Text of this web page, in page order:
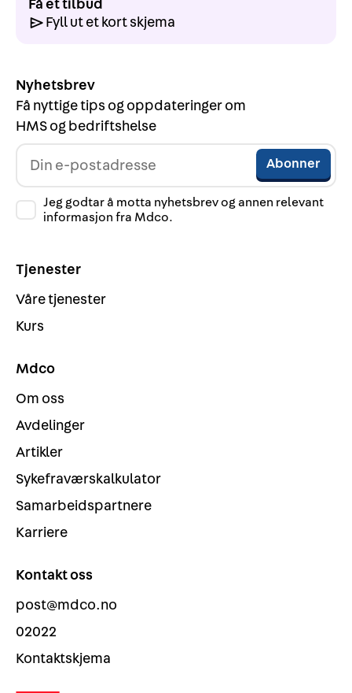
Få et tilbud
Fyll ut et kort skjema
Nyhetsbrev
Få nyttige tips og oppdateringer om
HMS og bedriftshelse
Jeg godtar å motta nyhetsbrev og annen relevant
informasjon fra Mdco.
Tjenester
Våre tjenester
Kurs
Mdco
Om oss
Avdelinger
Artikler
Sykefraværskalkulator
Samarbeidspartnere
Karriere
Kontakt oss
post@mdco.no
02022
Kontaktskjema